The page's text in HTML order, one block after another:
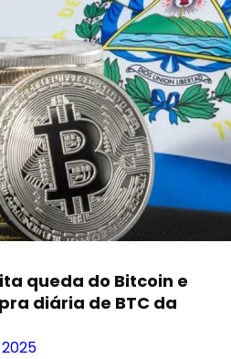
queda do Bitcoin e
diária de BTC da
2025